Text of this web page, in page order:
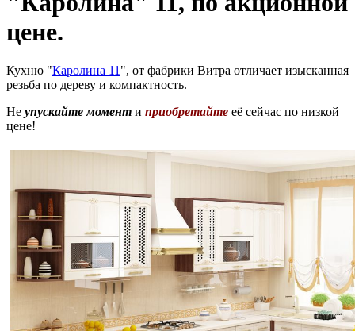
цене.
Кухню "Каролина 11 ", от фабрики Витра отличает изысканная
резьба по дереву и компактность.
Не упускайте момент и приобретайте её сейчас по низкой
цене!